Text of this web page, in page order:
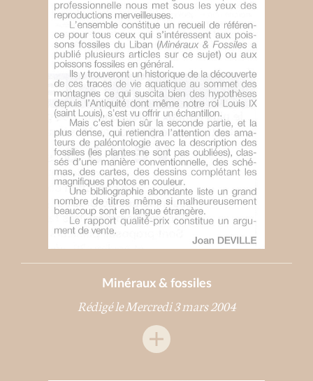
Minéraux & fossiles
Rédigé le Mercredi 3 mars 2004